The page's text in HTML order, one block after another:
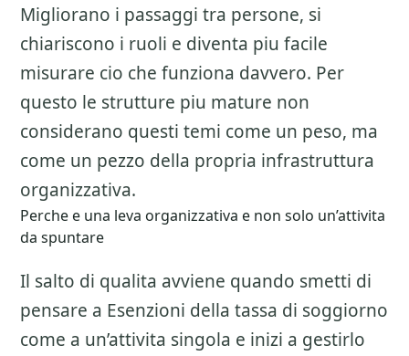
Migliorano i passaggi tra persone, si
chiariscono i ruoli e diventa piu facile
misurare cio che funziona davvero. Per
questo le strutture piu mature non
considerano questi temi come un peso, ma
come un pezzo della propria infrastruttura
organizzativa.
Perche e una leva organizzativa e non solo un’attivita
da spuntare
Il salto di qualita avviene quando smetti di
pensare a Esenzioni della tassa di soggiorno
come a un’attivita singola e inizi a gestirlo